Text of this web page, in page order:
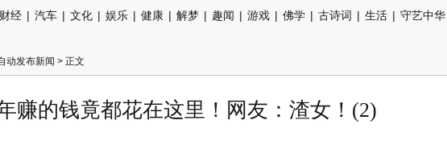
财经 | 汽车 | 文化 | 娱乐 | 健康 | 解梦 | 趣闻 | 游戏 | 佛学 | 古诗词 | 生活 | 守艺中华
动发布新闻 > 正文
赚的钱竟都花在这里！网友：渣女！(2)